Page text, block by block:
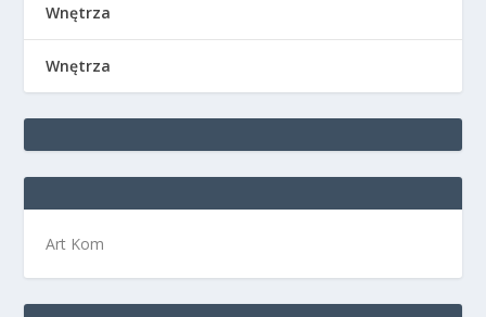
Wnętrza
Wnętrza
Art Kom